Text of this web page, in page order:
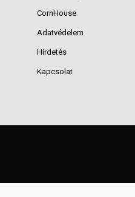
CornHouse
Adatvédelem
Hirdetés
Kapcsolat